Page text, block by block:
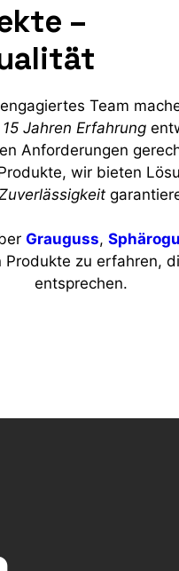
–
Team
15 Jahren Erfahrung
Anforderungen
wir bieten
Grauguss,
zu erfahren,
entsprechen.